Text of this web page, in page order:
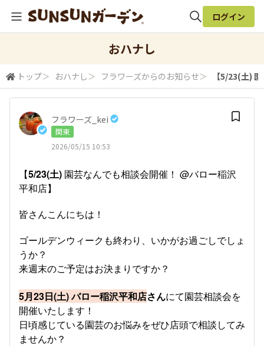
検索
ログイン
おハナし
トップ＞ おハナし ＞ フラワーズからのお知らせ＞ 【5/23(土)
フラワーズ_kei
関東
2026/05/15 10:53
【5/23(土) 園芸なんでも相談会開催！ @バロー稲沢
平和店】
皆さんこんにちは！
ゴールデンウィークも終わり、いかがお過ごしでしょ
うか？
来週末のご予定はお決まりですか？
5月23日(土) バロー稲沢平和店さんにて園芸相談会を
開催いたします！
日頃感じている園芸のお悩みをぜひ店頭で相談してみ
ませんか？